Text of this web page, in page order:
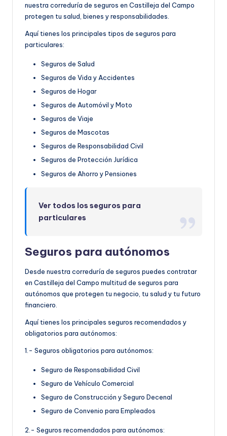
nuestra correduría de seguros en Castilleja del Campo
protegen tu salud, bienes y responsabilidades.
Aquí tienes los principales tipos de seguros para
particulares:
Seguros de Salud
Seguros de Vida y Accidentes
Seguros de Hogar
Seguros de Automóvil y Moto
Seguros de Viaje
Seguros de Mascotas
Seguros de Responsabilidad Civil
Seguros de Protección Jurídica
Seguros de Ahorro y Pensiones
Ver todos los seguros para
particulares
Seguros para autónomos
Desde nuestra correduría de seguros puedes contratar
en Castilleja del Campo multitud de seguros para
autónomos que protegen tu negocio, tu salud y tu futuro
financiero.
Aquí tienes los principales seguros recomendados y
obligatorios para autónomos:
1.- Seguros obligatorios para autónomos:
Seguro de Responsabilidad Civil
Seguro de Vehículo Comercial
Seguro de Construcción y Seguro Decenal
Seguro de Convenio para Empleados
2.- Seguros recomendados para autónomos: